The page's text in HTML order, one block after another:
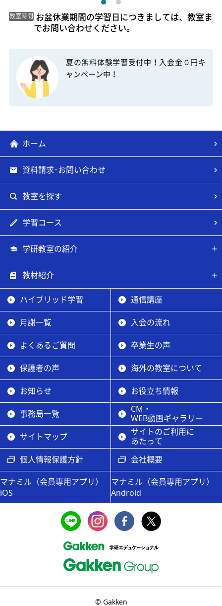
教室時間 お盆休業期間の学習日につきましては、教室ま
でお問い合わせください。
夏の無料体験学習受付中！入会金０円キ
ャンペーン中！
ホーム
資料請求･お問い合わせ
教室を探す
学習コース
学研教室の紹介
教材紹介
ハイブリッド学習 通信講座
月謝一覧 入会の流れ
よくあるご質問 卒業生の声
保護者の声 海外の教室について
お知らせ お役立ち情報
事務局一覧
CM・
WEB動画ギャラリー
サイトマップ
サイトのご利用に
あたって
個人情報保護方針
会社概要
マナミル（会員専用アプリ）
iOS
マナミル（会員専用アプリ）
Android
© Gakken